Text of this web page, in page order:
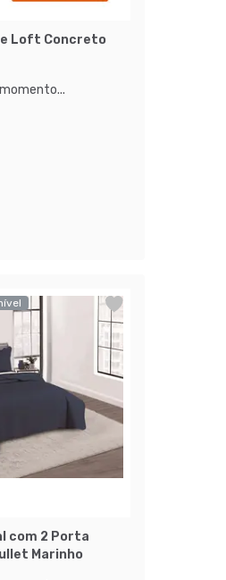
Loft Concreto
com 2 Porta
Marinho